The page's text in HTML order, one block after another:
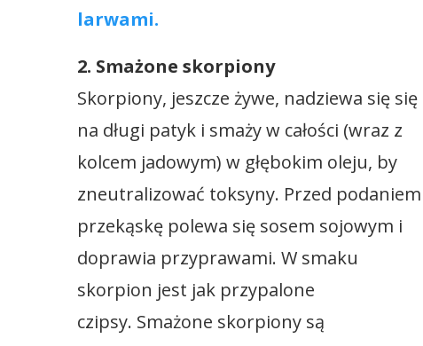
larwami.
2. Smażone skorpiony
Skorpiony, jeszcze żywe, nadziewa się się
na długi patyk i smaży w całości (wraz z
kolcem jadowym) w głębokim oleju, by
zneutralizować toksyny. Przed podaniem
przekąskę polewa się sosem sojowym i
doprawia przyprawami. W smaku
skorpion jest jak przypalone
czipsy. Smażone skorpiony są